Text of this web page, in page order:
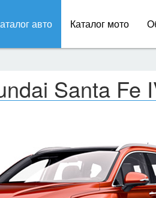
авто Каталог мото
Santa Fe